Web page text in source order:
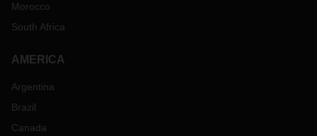
Morocco
South Africa
AMERICA
Argentina
Brazil
Canada